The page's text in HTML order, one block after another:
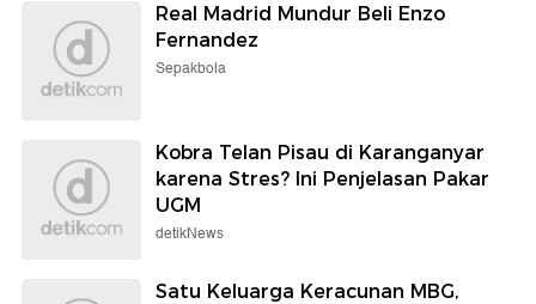
Real Madrid Mundur Beli Enzo
Fernandez
Sepakbola
Kobra Telan Pisau di Karanganyar
karena Stres? Ini Penjelasan Pakar
UGM
detikNews
Satu Keluarga Keracunan MBG,